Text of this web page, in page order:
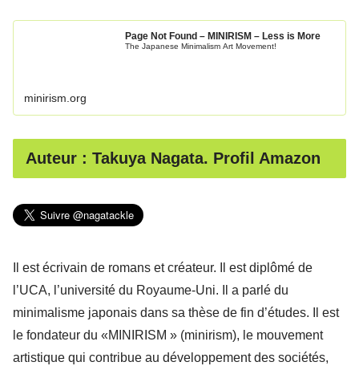
Page Not Found – MINIRISM – Less is More
The Japanese Minimalism Art Movement!
minirism.org
Auteur : Takuya Nagata. Profil Amazon
Il est écrivain de romans et créateur. Il est diplômé de
l’UCA, l’université du Royaume-Uni. Il a parlé du
minimalisme japonais dans sa thèse de fin d’études. Il est
le fondateur du «MINIRISM » (minirism), le mouvement
artistique qui contribue au développement des sociétés,